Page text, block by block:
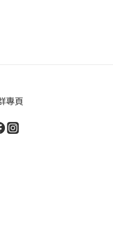
專頁